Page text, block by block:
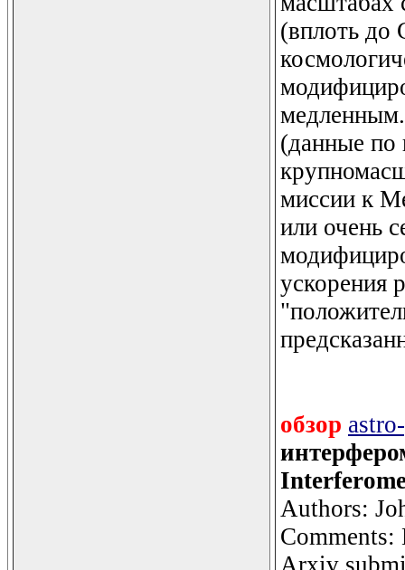
(вплоть до
(данные по
миссии к
или очень
ускорения
обзор
Authors:
Arxiv